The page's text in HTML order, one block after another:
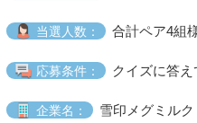
当選人数： 合計ペア4組
応募条件： クイズに答え
企業名： 雪印メグミルク